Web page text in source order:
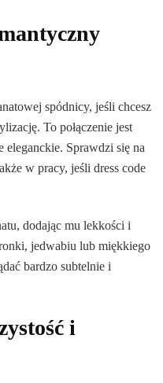
spódnicy, jeśli chcesz
To połączenie jest
eleganckie. Sprawdzi się na
w pracy, jeśli dress code
dodając mu lekkości i
jedwabiu lub miękkiego
bardzo subtelnie i
i